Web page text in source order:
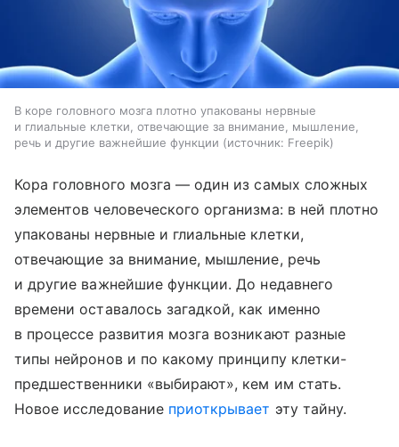
В коре головного мозга плотно упакованы нервные
и глиальные клетки, отвечающие за внимание, мышление,
речь и другие важнейшие функции
источник: Freepik
Кора головного мозга — один из самых сложных
элементов человеческого организма: в ней плотно
упакованы нервные и глиальные клетки,
отвечающие за внимание, мышление, речь
и другие важнейшие функции. До недавнего
времени оставалось загадкой, как именно
в процессе развития мозга возникают разные
типы нейронов и по какому принципу клетки-
предшественники «выбирают», кем им стать.
Новое исследование приоткрывает эту тайну.